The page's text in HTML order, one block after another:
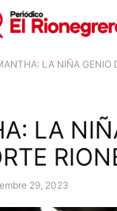
LA NIÑA GENIO
LA
29, 2023